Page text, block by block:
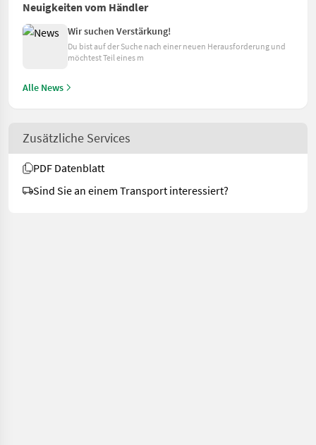
Neuigkeiten vom Händler
Wir suchen Verstärkung!
Du bist auf der Suche nach einer neuen Herausforderung und
möchtest Teil eines m
Alle News
Zusätzliche Services
PDF Datenblatt
Sind Sie an einem Transport interessiert?